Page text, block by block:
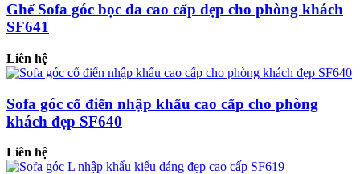
Ghế Sofa góc bọc da cao cấp đẹp cho phòng khách
SF641
Liên hệ
Sofa góc cổ điển nhập khẩu cao cấp cho phòng
khách đẹp SF640
Liên hệ